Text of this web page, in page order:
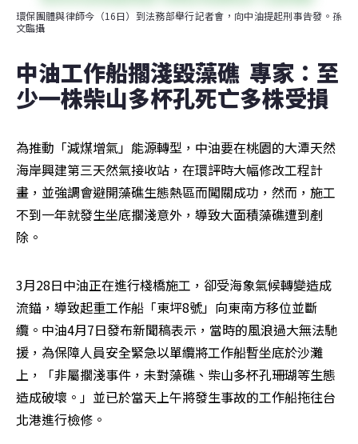
環保團體與律師今（16日）到法務部舉行記者會，向中油提起刑事告發。孫
文臨攝
中油工作船擱淺毀藻礁  專家：至
少一株柴山多杯孔死亡多株受損
為推動「減煤增氣」能源轉型，中油要在桃園的大潭天然
海岸興建第三天然氣接收站，在環評時大幅修改工程計
畫，並強調會避開藻礁生態熱區而闖關成功，然而，施工
不到一年就發生坐底擱淺意外，導致大面積藻礁遭到剷
除。
3月28日中油正在進行棧橋施工，卻受海象氣候轉變造成
流錨，導致起重工作船「東坪8號」向東南方移位並斷
纜。中油4月7日發布新聞稿表示，當時的風浪過大無法馳
援，為保障人員安全緊急以單纜將工作船暫坐底於沙灘
上，「非屬擱淺事件，未對藻礁、柴山多杯孔珊瑚等生態
造成破壞。」並已於當天上午將發生事故的工作船拖往台
北港進行檢修。